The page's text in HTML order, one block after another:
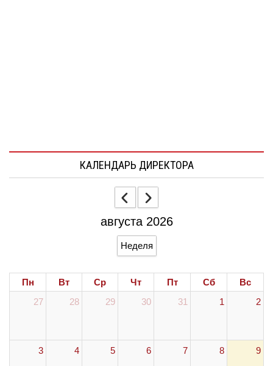
КАЛЕНДАРЬ ДИРЕКТОРА
августа 2026
Неделя
Пн Вт Ср Чт Пт Сб
Вс
27
28 29 30 31 1 2
3 4 5 6 7 8 9